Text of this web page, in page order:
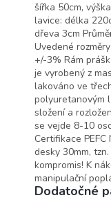
šířka 50cm,
lavice: délka
dřeva 3cm
Uvedené
+/-3% Rám
je vyrobený z
lakováno ve
polyuretanovým
složení a
se vejde 8-10
Certifikace
desky 30mm,
kompromis! K
manipulační
Dodatočné